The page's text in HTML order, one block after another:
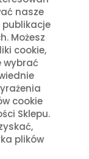
nasze
Możesz
cookie,
wybrać
cookie
Sklepu.
plików